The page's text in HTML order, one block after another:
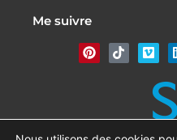
Me suivre